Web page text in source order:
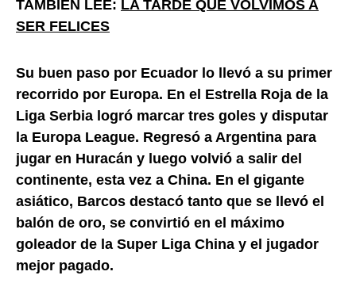
TAMBIÉN LEE: LA TARDE QUE VOLVIMOS A
SER FELICES
Su buen paso por Ecuador lo llevó a su primer
recorrido por Europa. En el Estrella Roja de la
Liga Serbia logró marcar tres goles y disputar
la Europa League. Regresó a Argentina para
jugar en Huracán y luego volvió a salir del
continente, esta vez a China. En el gigante
asiático, Barcos destacó tanto que se llevó el
balón de oro, se convirtió en el máximo
goleador de la Super Liga China y el jugador
mejor pagado.